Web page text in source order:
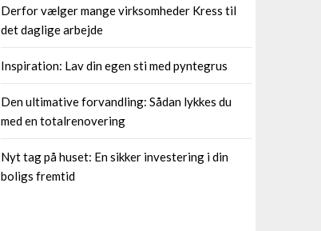
Derfor vælger mange virksomheder Kress til
det daglige arbejde
Inspiration: Lav din egen sti med pyntegrus
Den ultimative forvandling: Sådan lykkes du
med en totalrenovering
Nyt tag på huset: En sikker investering i din
boligs fremtid